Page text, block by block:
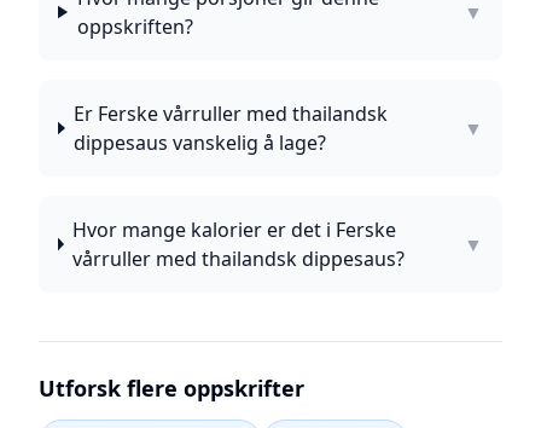
oppskriften?
▼
Er Ferske vårruller med thailandsk
dippesaus vanskelig å lage?
▼
Hvor mange kalorier er det i Ferske
vårruller med thailandsk dippesaus?
▼
Utforsk flere oppskrifter